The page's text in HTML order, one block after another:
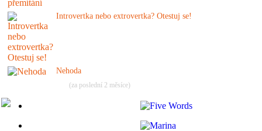
Introvertka nebo extrovertka? Otestuj se!
Nehoda
(za poslední 2 měsíce)